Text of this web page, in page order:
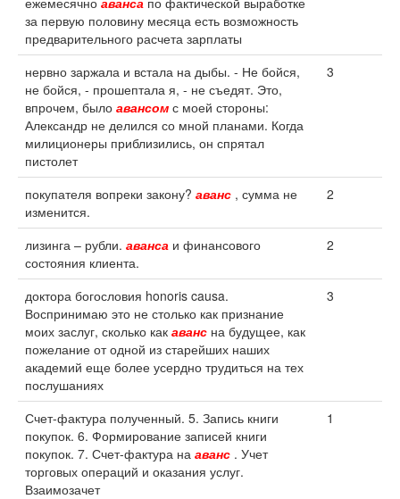
за первую половину месяца есть возможность
предварительного расчета зарплаты
нервно заржала и встала на дыбы. - Не бойся,
не бойся, - прошептала я, - не съедят. Это,
впрочем, было авансом с моей стороны:
Александр не делился со мной планами. Когда
милиционеры приблизились, он спрятал
пистолет
3
покупателя вопреки закону? аванс , сумма не
изменится.
2
лизинга – рубли. аванса и финансового
состояния клиента.
2
доктора богословия honoris causa.
Воспринимаю это не столько как признание
моих заслуг, сколько как аванс на будущее, как
пожелание от одной из старейших наших
академий еще более усердно трудиться на тех
послушаниях
3
Счет-фактура полученный. 5. Запись книги
покупок. 6. Формирование записей книги
покупок. 7. Счет-фактура на аванс . Учет
торговых операций и оказания услуг.
Взаимозачет
1